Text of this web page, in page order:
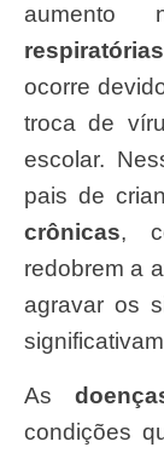
aumento
respiratórias
ocorre
troca de
escolar.
pais de
crônicas,
redobrem a
agravar os
As
condições